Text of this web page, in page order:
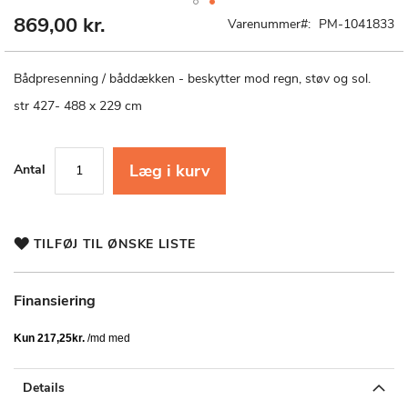
869,00 kr. Varenummer PM-1041833
Bådpresenning / båddækken - beskytter mod regn, støv og sol.
str 427- 488 x 229 cm
Antal Læg i kurv
TILFØJ TIL ØNSKE LISTE
Finansiering
Gå
af
Details